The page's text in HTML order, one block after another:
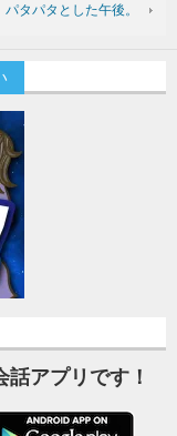
パタパタとした午後。
アプリです！